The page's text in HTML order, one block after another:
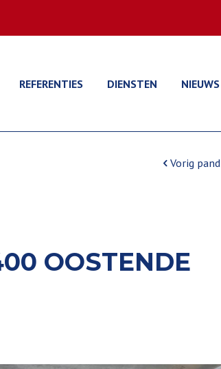
REFERENTIES DIENSTEN NIEUWS
Vorig pand
OOSTENDE